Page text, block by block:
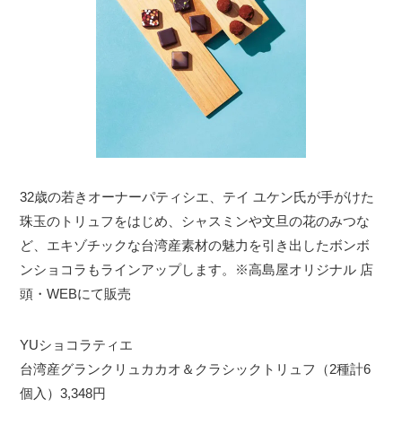
32歳の若きオーナーパティシエ、テイ ユケン氏が手がけた
珠玉のトリュフをはじめ、シャスミンや文旦の花のみつな
ど、エキゾチックな台湾産素材の魅力を引き出したボンボ
ンショコラもラインアップします。※高島屋オリジナル 店
頭・WEBにて販売
YUショコラティエ
台湾産グランクリュカカオ＆クラシックトリュフ（2種計6
個入）3,348円